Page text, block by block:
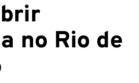
no Rio de